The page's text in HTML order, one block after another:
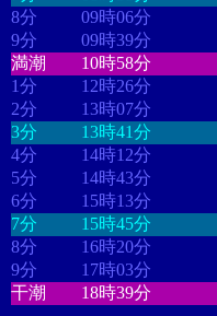
8分
09時06分
9分
09時39分
満潮
10時58分
1分
12時26分
2分
13時07分
3分
13時41分
4分
14時12分
5分
14時43分
6分
15時13分
7分
15時45分
8分
16時20分
9分
17時03分
干潮
18時39分